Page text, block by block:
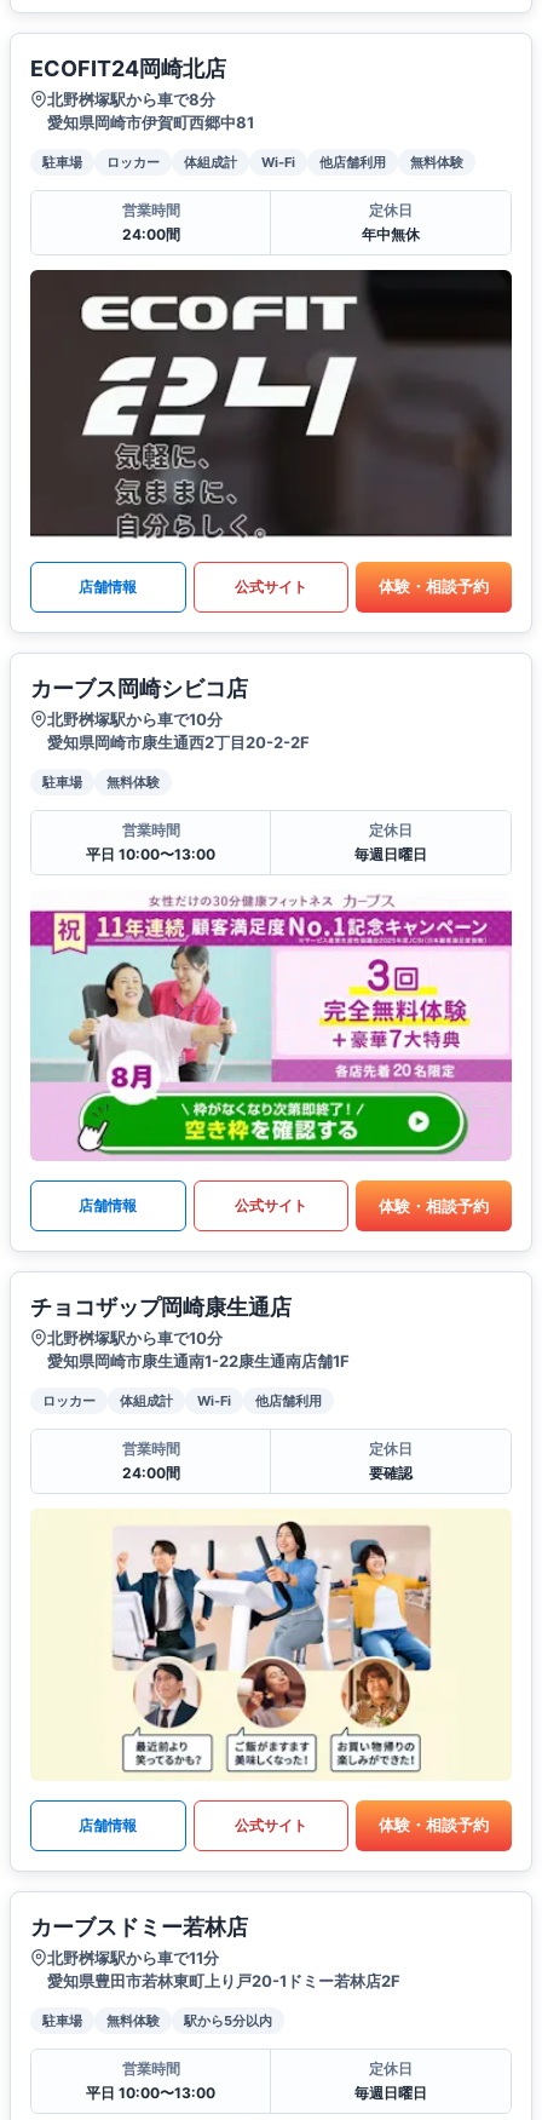
ECOFIT24岡崎北店
北野桝塚駅から車で8分
愛知県岡崎市伊賀町西郷中81
駐車場 ロッカー 体組成計 Wi-Fi 他店舗利用 無料体験
営業時間
24:00間
定休日
年中無休
店舗情報 公式サイト 体験・相談予約
カーブス岡崎シビコ店
北野桝塚駅から車で10分
愛知県岡崎市康生通西2丁目20-2-2F
駐車場 無料体験
営業時間
平日 10:00〜13:00
定休日
毎週日曜日
店舗情報 公式サイト 体験・相談予約
チョコザップ岡崎康生通店
北野桝塚駅から車で10分
愛知県岡崎市康生通南1-22康生通南店舗1F
ロッカー 体組成計 Wi-Fi 他店舗利用
営業時間
24:00間
定休日
要確認
店舗情報 公式サイト 体験・相談予約
カーブスドミー若林店
北野桝塚駅から車で11分
愛知県豊田市若林東町上り戸20-1ドミー若林店2F
駐車場 無料体験 駅から5分以内
営業時間
平日 10:00〜13:00
定休日
毎週日曜日